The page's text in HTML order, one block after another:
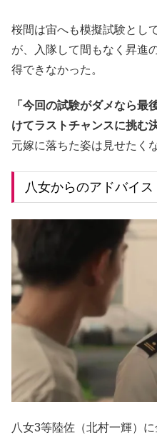
桜間は宙へも模擬試験とし
が、入隊して間もなく昇進
得できなかった。
「今回の試験がダメなら最
けてラストチャンスに挑む
元嫁に落ちた姿は見せたく
八女からのアドバイス
八女3等陸佐（北村一輝）